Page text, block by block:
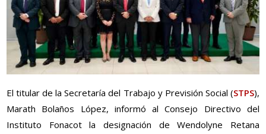
El titular de la Secretaría del Trabajo y Previsión Social (STPS),
Marath Bolaños López, informó al Consejo Directivo del
Instituto Fonacot la designación de Wendolyne Retana